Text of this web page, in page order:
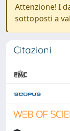
Attenzione! I
sottoposti a
Citazioni